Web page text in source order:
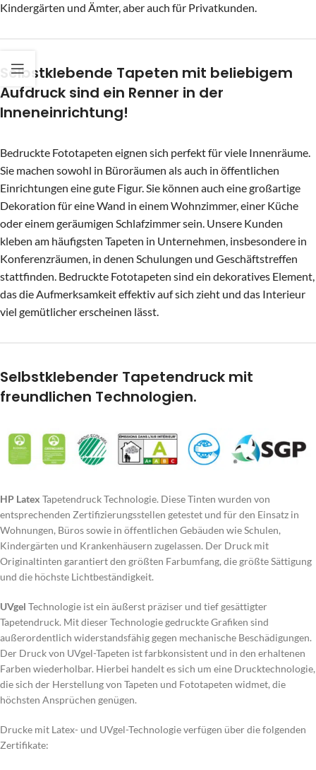
Kindergärten und Ämter, aber auch für Privatkunden.
Selbstklebende Tapeten mit beliebigem
Aufdruck sind ein Renner in der
Inneneinrichtung!
Bedruckte Fototapeten eignen sich perfekt für viele Innenräume.
Sie machen sowohl in Büroräumen als auch in öffentlichen
Einrichtungen eine gute Figur. Sie können auch eine großartige
Dekoration für eine Wand in einem Wohnzimmer, einer Küche
oder einem geräumigen Schlafzimmer sein. Unsere Kunden
kleben am häufigsten Tapeten in Unternehmen, insbesondere in
Konferenzräumen, in denen Schulungen und Geschäftstreffen
stattfinden. Bedruckte Fototapeten sind ein dekoratives Element,
das die Aufmerksamkeit effektiv auf sich zieht und das Interieur
viel gemütlicher erscheinen lässt.
Selbstklebender Tapetendruck mit
freundlichen Technologien.
HP Latex Tapetendruck Technologie. Diese Tinten wurden von
entsprechenden Zertifizierungsstellen getestet und für den Einsatz in
Wohnungen, Büros sowie in öffentlichen Gebäuden wie Schulen,
Kindergärten und Krankenhäusern zugelassen. Der Druck mit
Originaltinten garantiert den größten Farbumfang, die größte Sättigung
und die höchste Lichtbeständigkeit.
UVgel Technologie ist ein äußerst präziser und tief gesättigter
Tapetendruck. Mit dieser Technologie gedruckte Grafiken sind
außerordentlich widerstandsfähig gegen mechanische Beschädigungen.
Der Druck von UVgel-Tapeten ist farbkonsistent und in den erhaltenen
Farben wiederholbar. Hierbei handelt es sich um eine Drucktechnologie,
die sich der Herstellung von Tapeten und Fototapeten widmet, die
höchsten Ansprüchen genügen.
Drucke mit Latex- und UVgel-Technologie verfügen über die folgenden
Zertifikate: